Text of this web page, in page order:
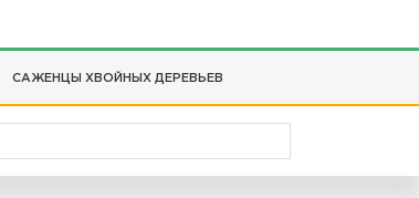
САЖЕНЦЫ ХВОЙНЫХ ДЕРЕВЬЕВ